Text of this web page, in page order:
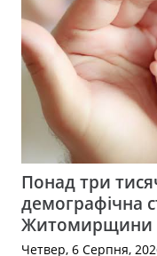
Понад три
демографічна
Житомирщини
Четвер, 6 Серпня,